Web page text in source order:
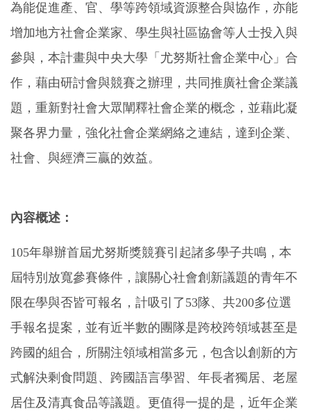
為能促進產、官、學等跨領域資源整合與協作，亦能
增加地方社會企業家、學生與社區協會等人士投入與
參與，本計畫與中央大學「尤努斯社會企業中心」合
作，藉由研討會與競賽之辦理，共同推廣社會企業議
題，重新對社會大眾闡釋社會企業的概念，並藉此凝
聚各界力量，強化社會企業網絡之連結，達到企業、
社會、與經濟三贏的效益。
內容概述：
105年舉辦首屆尤努斯獎競賽引起諸多學子共鳴，本
屆特別放寬參賽條件，讓關心社會創新議題的青年不
限在學與否皆可報名，計吸引了53隊、共200多位選
手報名提案，並有近半數的團隊是跨校跨領域甚至是
跨國的組合，所關注領域相當多元，包含以創新的方
式解決剩食問題、跨國語言學習、年長者獨居、老屋
居住及清真食品等議題。更值得一提的是，近年企業